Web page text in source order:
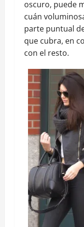
oscuro, puede
cuán
parte puntual
que cubra, en
con el resto.